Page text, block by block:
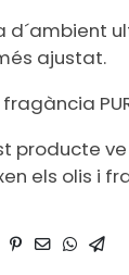
d´ambient
ajustat.
producte
els olis i